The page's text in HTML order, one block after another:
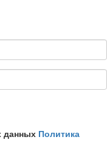
данных Политика